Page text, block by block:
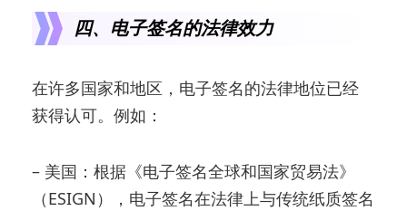
四、电子签名的法律效力
在许多国家和地区，电子签名的法律地位已经
获得认可。例如：
– 美国：根据《电子签名全球和国家贸易法》
（ESIGN），电子签名在法律上与传统纸质签名